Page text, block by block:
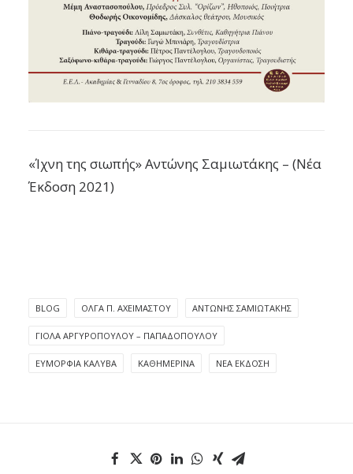
«Ίχνη της σιωπής» Αντώνης Σαμιωτάκης – (Νέα
Έκδοση 2021)
BLOG ΌΛΓΑ Π. ΑΧΕΙΜΆΣΤΟΥ ΑΝΤΏΝΗΣ ΣΑΜΙΩΤΆΚΗΣ
ΓΙΌΛΑ ΑΡΓΥΡΟΠΟΎΛΟΥ – ΠΑΠΑΔΟΠΟΎΛΟΥ
ΕΥΜΟΡΦΊΑ ΚΑΛΎΒΑ ΚΑΘΗΜΕΡΙΝΆ ΝΈΑ ΈΚΔΟΣΗ